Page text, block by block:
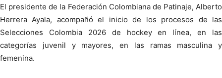
El presidente de la Federación Colombiana de Patinaje, Alberto
Herrera Ayala, acompañó el inicio de los procesos de las
Selecciones Colombia 2026 de hockey en línea, en las
categorías juvenil y mayores, en las ramas masculina y
femenina.